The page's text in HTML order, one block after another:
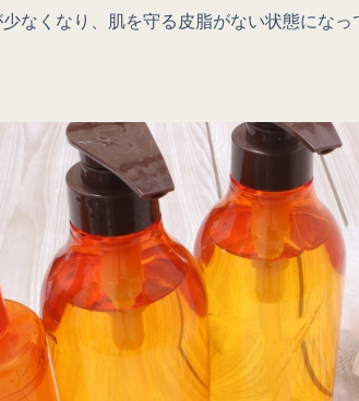
なくなり、肌を守る皮脂がない状態にな